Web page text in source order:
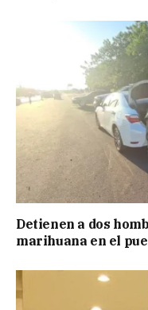
Detienen a dos
marihuana en el